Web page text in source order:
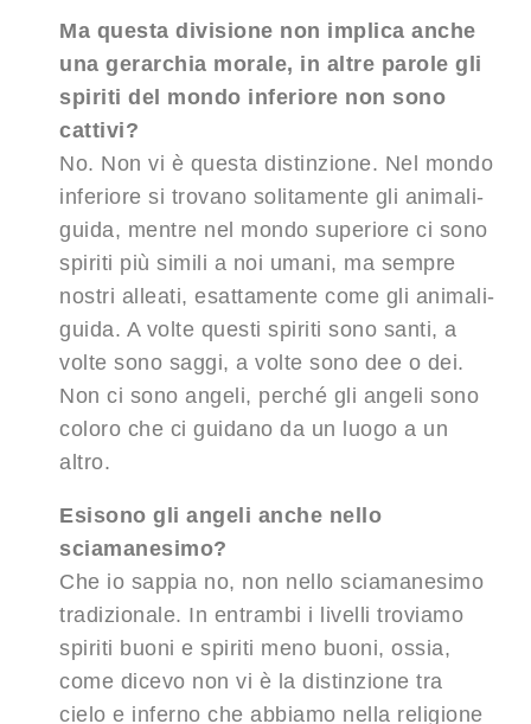
Ma questa divisione non implica anche
una gerarchia morale, in altre parole gli
spiriti del mondo inferiore non sono
cattivi?
No. Non vi è questa distinzione. Nel mondo
inferiore si trovano solitamente gli animali-
guida, mentre nel mondo superiore ci sono
spiriti più simili a noi umani, ma sempre
nostri alleati, esattamente come gli animali-
guida. A volte questi spiriti sono santi, a
volte sono saggi, a volte sono dee o dei.
Non ci sono angeli, perché gli angeli sono
coloro che ci guidano da un luogo a un
altro.
Esisono gli angeli anche nello
sciamanesimo?
Che io sappia no, non nello sciamanesimo
tradizionale. In entrambi i livelli troviamo
spiriti buoni e spiriti meno buoni, ossia,
come dicevo non vi è la distinzione tra
cielo e inferno che abbiamo nella religione